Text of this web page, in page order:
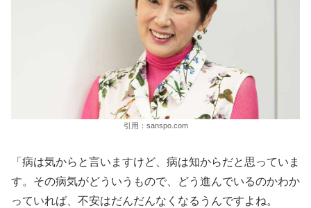
引用：sanspo.com
「病は気からと言いますけど、病は知からだと思っていま
す。その病気がどういうもので、どう進んでいるのかわか
っていれば、不安はだんだんなくなるうんですよね。